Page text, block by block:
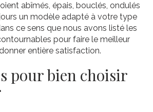
abîmés, épais, bouclés, ondulés
un modèle adapté à votre type
ce sens que nous avons listé les
pour faire le meilleur
entière satisfaction.
pour bien choisir